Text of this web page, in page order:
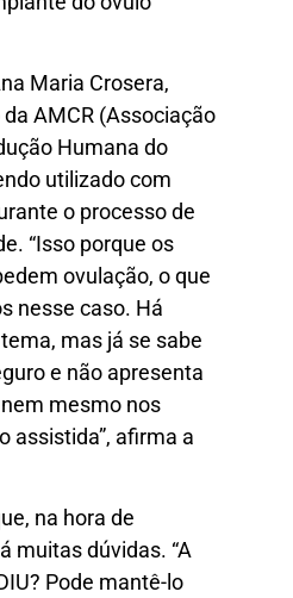
Maria Crosera,
AMCR (Associação
Humana do
utilizado com
o processo de
“Isso porque os
ovulação, o que
nesse caso. Há
mas já se sabe
e não apresenta
mesmo nos
assistida”, afirma a
na hora de
muitas dúvidas. “A
Pode mantê-lo